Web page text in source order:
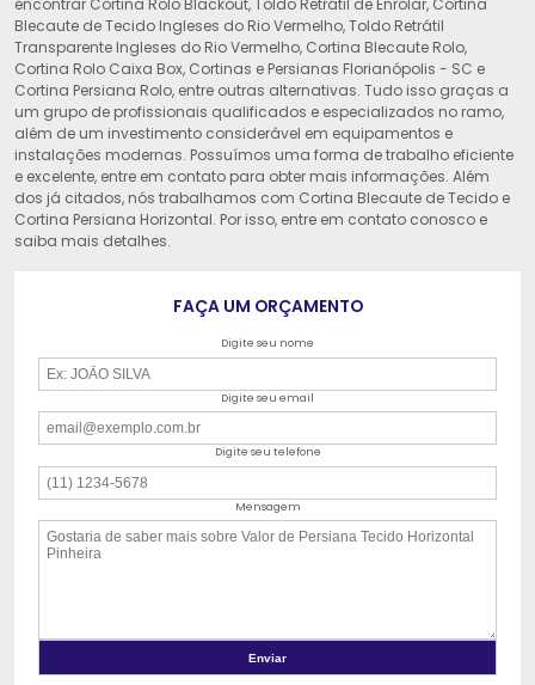
encontrar Cortina Rolo Blackout, Toldo Retrátil de Enrolar, Cortina
Blecaute de Tecido Ingleses do Rio Vermelho, Toldo Retrátil
Transparente Ingleses do Rio Vermelho, Cortina Blecaute Rolo,
Cortina Rolo Caixa Box, Cortinas e Persianas Florianópolis - SC e
Cortina Persiana Rolo, entre outras alternativas. Tudo isso graças a
um grupo de profissionais qualificados e especializados no ramo,
além de um investimento considerável em equipamentos e
instalações modernas. Possuímos uma forma de trabalho eficiente
e excelente, entre em contato para obter mais informações. Além
dos já citados, nós trabalhamos com Cortina Blecaute de Tecido e
Cortina Persiana Horizontal. Por isso, entre em contato conosco e
saiba mais detalhes.
FAÇA UM ORÇAMENTO
Digite seu nome
Digite seu email
Digite seu telefone
Mensagem